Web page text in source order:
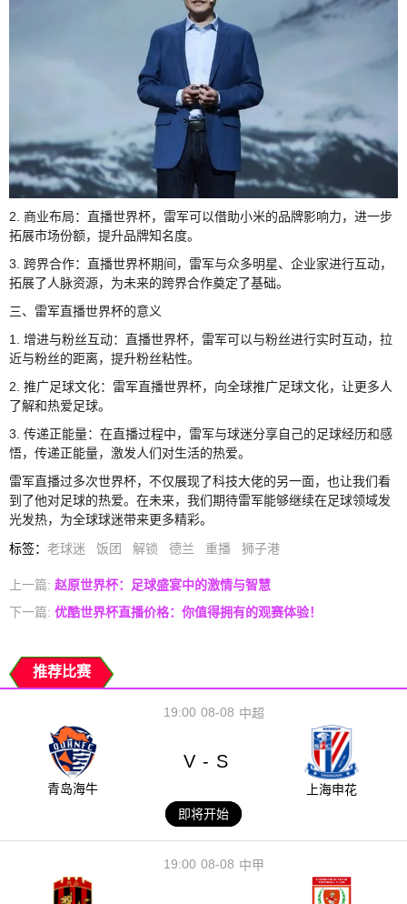
2. 商业布局：直播世界杯，雷军可以借助小米的品牌影响力，进一步
拓展市场份额，提升品牌知名度。
3. 跨界合作：直播世界杯期间，雷军与众多明星、企业家进行互动，
拓展了人脉资源，为未来的跨界合作奠定了基础。
三、雷军直播世界杯的意义
1. 增进与粉丝互动：直播世界杯，雷军可以与粉丝进行实时互动，拉
近与粉丝的距离，提升粉丝粘性。
2. 推广足球文化：雷军直播世界杯，向全球推广足球文化，让更多人
了解和热爱足球。
3. 传递正能量：在直播过程中，雷军与球迷分享自己的足球经历和感
悟，传递正能量，激发人们对生活的热爱。
雷军直播过多次世界杯，不仅展现了科技大佬的另一面，也让我们看
到了他对足球的热爱。在未来，我们期待雷军能够继续在足球领域发
光发热，为全球球迷带来更多精彩。
标签： 老球迷 饭团 解锁 德兰 重播 狮子港
上一篇: 赵原世界杯：足球盛宴中的激情与智慧
下一篇: 优酷世界杯直播价格：你值得拥有的观赛体验！
推荐比赛
08-08
19:00 中超
青岛海牛
V - S
上海申花
即将开始
08-08
19:00 中甲